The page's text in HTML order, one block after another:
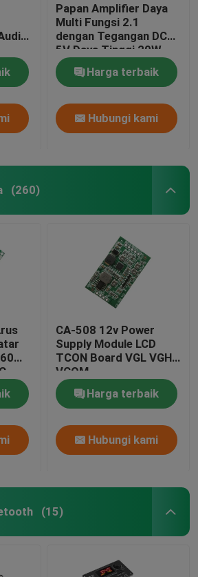
Papan Amplifier Daya
Multi Fungsi 2.1
dengan Tegangan DC
5V Daya Tinggi 20W
dan Arus 3A untuk
Peningkatan Performa
Audio
Harga terbaik
Hubungi kami
(260)
CA-508 12v Power
Supply Module LCD
TCON Board VGL VGH
VCOM.
Harga terbaik
Hubungi kami
(15)